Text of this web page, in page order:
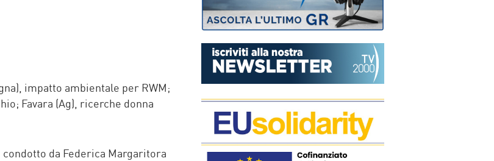
impatto ambientale per RWM;
Favara (Ag), ricerche donna
da Federica Margaritora